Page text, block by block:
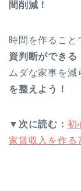
間削減！
時間を作ること
資判断ができる
ムダな家事を減
を整えよう！
▼次に読む： 初
家賃収入を作る